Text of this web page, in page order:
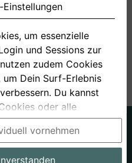
keine Antworten
AGB
Preise
um essenzielle
und Sessions zur
zudem Cookies
Dein Surf-Erlebnis
Du kannst
oder alle
Deine
Cookie- und
ändern. Dieser Link ist
vornehmen